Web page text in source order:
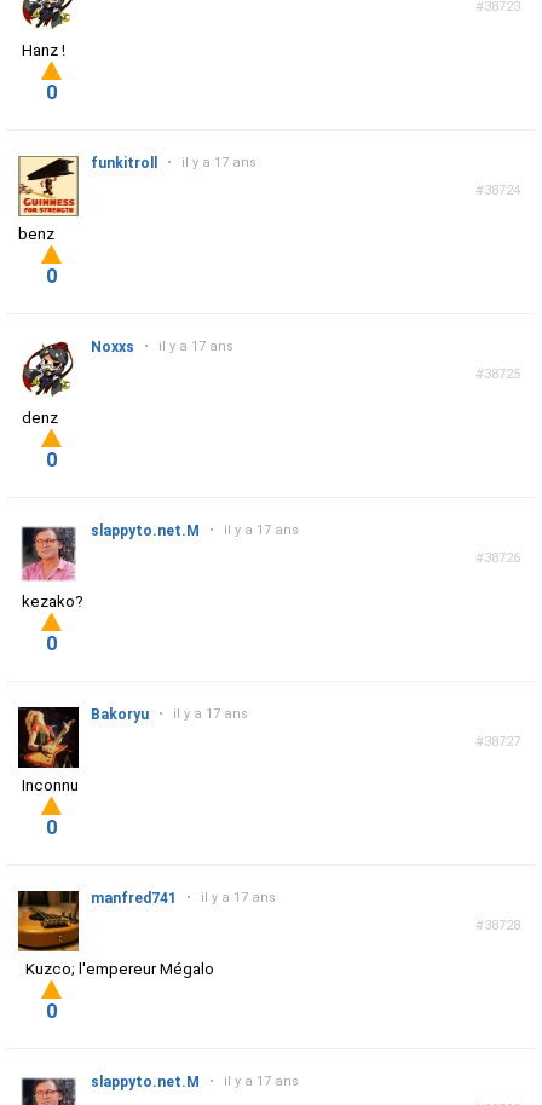
#38723
Hanz !
0
#38724
funkitroll • il y a 17 ans
benz
0
#38725
Noxxs • il y a 17 ans
denz
0
#38726
slappyto.net.M • il y a 17 ans
kezako?
0
#38727
Bakoryu • il y a 17 ans
Inconnu
0
#38728
manfred741 • il y a 17 ans
Kuzco; l'empereur Mégalo
0
slappyto.net.M • il y a 17 ans